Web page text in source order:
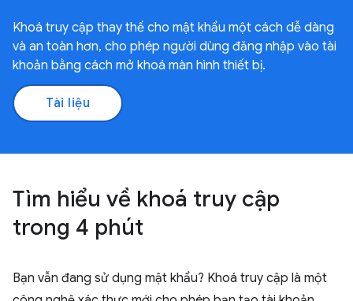
Khoá truy cập thay thế cho mật khẩu một cách dễ dàng
và an toàn hơn, cho phép người dùng đăng nhập vào tài
khoản bằng cách mở khoá màn hình thiết bị.
Tài liệu
Tìm hiểu về khoá truy cập
trong 4 phút
Bạn vẫn đang sử dụng mật khẩu? Khoá truy cập là một